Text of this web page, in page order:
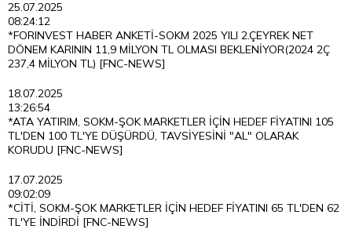
25.07.2025
08:24:12
*FORINVEST HABER ANKETİ-SOKM 2025 YILI 2.ÇEYREK NET
DÖNEM KARININ 11,9 MİLYON TL OLMASI BEKLENİYOR(2024 2Ç
237,4 MİLYON TL) [FNC-NEWS]
18.07.2025
13:26:54
*ATA YATIRIM, SOKM-ŞOK MARKETLER İÇİN HEDEF FİYATINI 105
TL'DEN 100 TL'YE DÜŞÜRDÜ, TAVSİYESİNİ "AL" OLARAK
KORUDU [FNC-NEWS]
17.07.2025
09:02:09
*CİTİ, SOKM-ŞOK MARKETLER İÇİN HEDEF FİYATINI 65 TL'DEN 62
TL'YE İNDİRDİ [FNC-NEWS]